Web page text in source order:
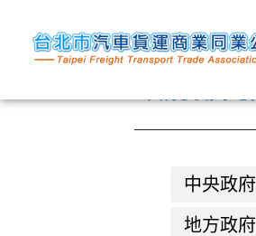
中央政府
地方政府